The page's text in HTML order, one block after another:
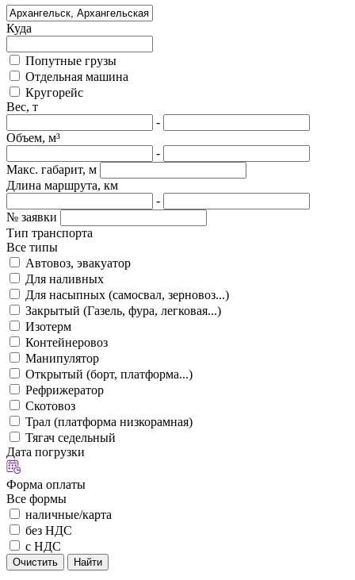
Куда
Попутные грузы
Отдельная машина
Кругорейс
Вес, т
-
Объем, м³
-
Макс. габарит, м
Длина маршрута, км
-
№ заявки
Тип транспорта
Все типы
Автовоз, эвакуатор
Для наливных
Для насыпных (самосвал, зерновоз...)
Закрытый (Газель, фура, легковая...)
Изотерм
Контейнеровоз
Манипулятор
Открытый (борт, платформа...)
Рефрижератор
Скотовоз
Трал (платформа низкорамная)
Тягач седельный
Дата погрузки
Форма оплаты
Все формы
наличные/карта
без НДС
с НДС
Очистить Найти